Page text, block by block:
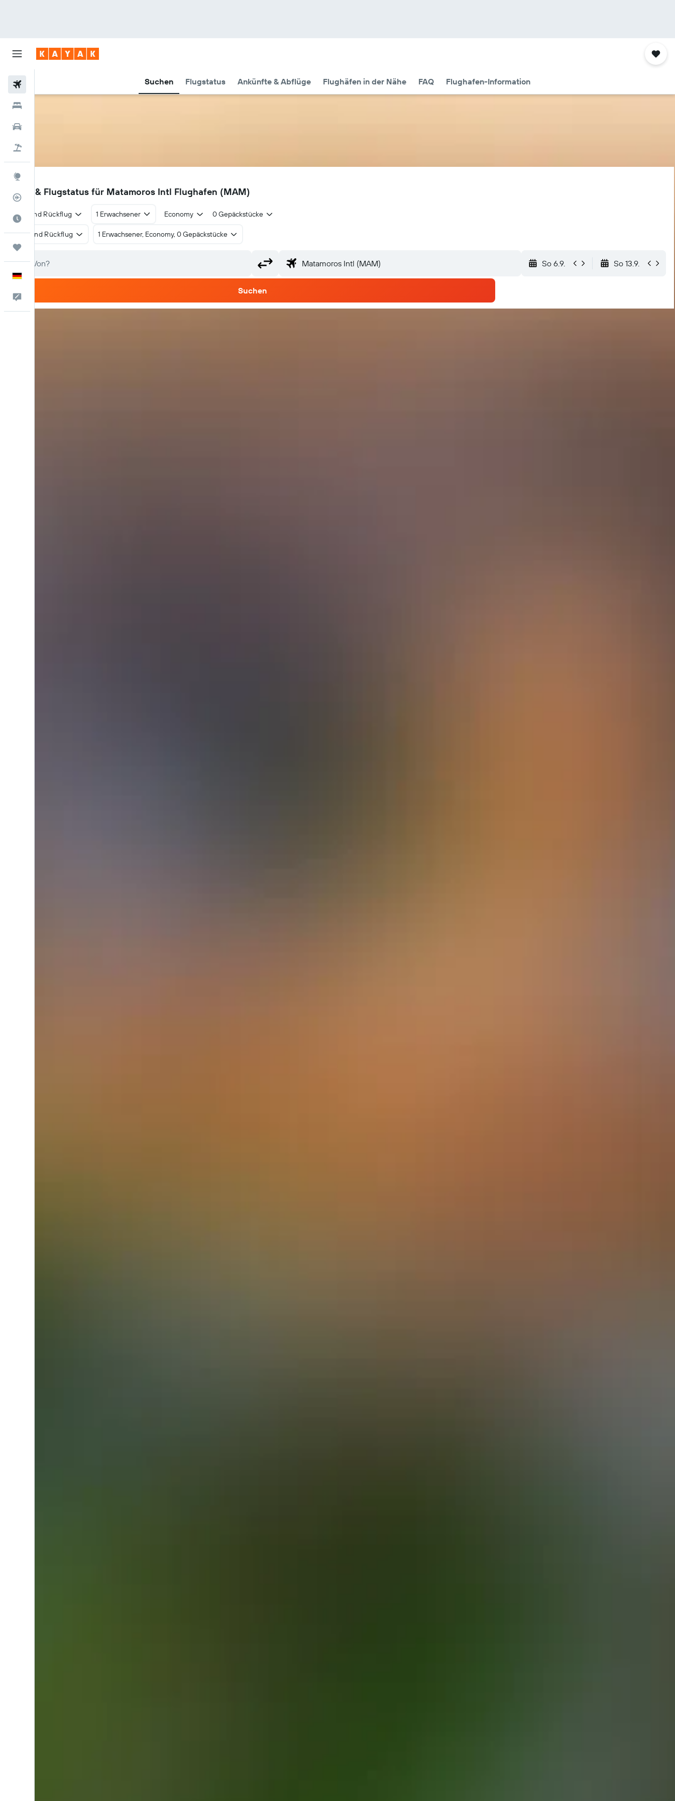
Suchen Flugstatus Ankünfte & Abflüge Flughäfen in der Nähe FAQ Flughafen-Information
Flugstatus
Die beste Zeit zum Reisen
MAM
Flüge & Flugstatus für Matamoros Intl Flughafen (MAM)
Hin- und Rückflug 1 Erwachsener Economy 0 Gepäckstücke
Hin- und Rückflug 1 Erwachsener, Economy, 0 Gepäckstücke
So 6.9. So 13.9.
Suchen